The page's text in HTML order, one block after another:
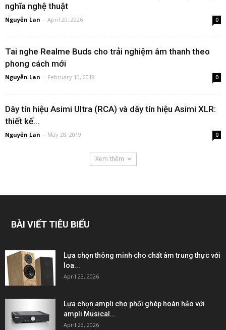
nghĩa nghệ thuật
Nguyễn Lan - April 20, 2026 0
Tai nghe Realme Buds cho trải nghiệm âm thanh theo
phong cách mới
Nguyễn Lan - February 10, 2019 0
Dây tín hiệu Asimi Ultra (RCA) và dây tín hiệu Asimi XLR:
thiết kế...
Nguyễn Lan - May 28, 2019 0
Xem thêm
BÀI VIẾT TIÊU BIỂU
Lựa chọn thông minh cho chất âm trung thực với
loa...
April 23, 2026
Lựa chọn ampli cho phối ghép hoàn hảo với
ampli Musical...
April 23, 2026